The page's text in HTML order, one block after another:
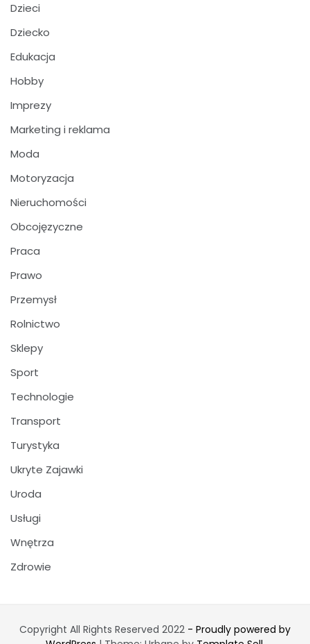
Dzieci
Dziecko
Edukacja
Hobby
Imprezy
Marketing i reklama
Moda
Motoryzacja
Nieruchomości
Obcojęzyczne
Praca
Prawo
Przemysł
Rolnictwo
Sklepy
Sport
Technologie
Transport
Turystyka
Ukryte Zajawki
Uroda
Usługi
Wnętrza
Zdrowie
Copyright All Rights Reserved 2022 - Proudly powered by